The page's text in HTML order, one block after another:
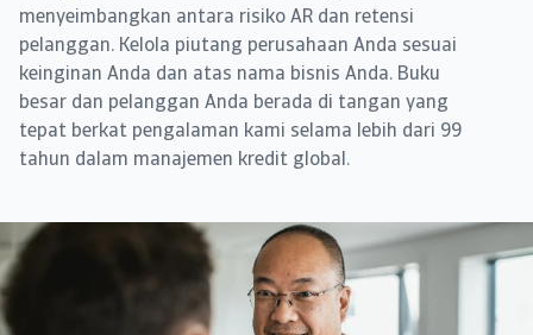
menyeimbangkan antara risiko AR dan retensi
pelanggan. Kelola piutang perusahaan Anda sesuai
keinginan Anda dan atas nama bisnis Anda. Buku
besar dan pelanggan Anda berada di tangan yang
tepat berkat pengalaman kami selama lebih dari 99
tahun dalam manajemen kredit global.